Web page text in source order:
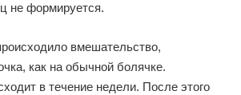
не формируется.
вмешательство,
как на обычной болячке.
в течение недели. После этого